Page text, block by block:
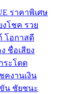
ราคาพิเศษ
งโชค รวย
โอกาสดี
ชื่อเสียง
ระโดด
คงานเงิน
น ชัยชนะ